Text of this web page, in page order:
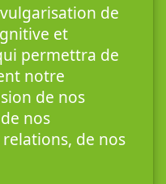
de
et
permettra de
notre
de nos
nos
de nos